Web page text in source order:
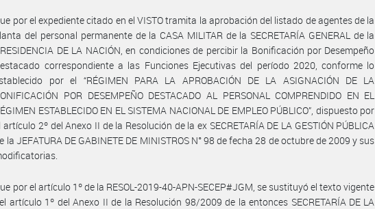
por el expediente citado en el VISTO tramita la aprobación del listado de agentes de la
del personal permanente de la CASA MILITAR de la SECRETARÍA GENERAL de la
DE LA NACIÓN, en condiciones de percibir la Bonificación por Desempeño
correspondiente a las Funciones Ejecutivas del período 2020, conforme lo
por el “RÉGIMEN PARA LA APROBACIÓN DE LA ASIGNACIÓN DE LA
POR DESEMPEÑO DESTACADO AL PERSONAL COMPRENDIDO EN EL
ESTABLECIDO EN EL SISTEMA NACIONAL DE EMPLEO PÚBLICO”, dispuesto por
artículo 2º del Anexo II de la Resolución de la ex SECRETARÍA DE LA GESTIÓN PÚBLICA
la JEFATURA DE GABINETE DE MINISTROS N° 98 de fecha 28 de octubre de 2009 y sus
por el artículo 1º de la RESOL-2019-40-APN-SECEP#JGM, se sustituyó el texto vigente
artículo 1º del Anexo II de la Resolución 98/2009 de la entonces SECRETARÍA DE LA